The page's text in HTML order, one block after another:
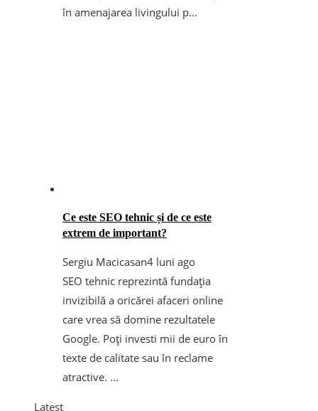
în amenajarea livingului p...
Ce este SEO tehnic și de ce este
extrem de important?
Sergiu Macicasan4 luni ago
SEO tehnic reprezintă fundația
invizibilă a oricărei afaceri online
care vrea să domine rezultatele
Google. Poți investi mii de euro în
texte de calitate sau în reclame
atractive. ...
Latest